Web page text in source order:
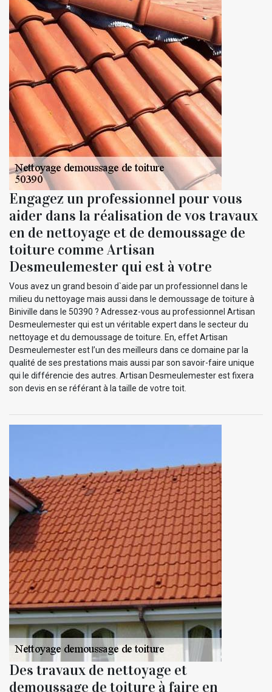
Engagez un professionnel pour vous
aider dans la réalisation de vos travaux
en de nettoyage et de demoussage de
toiture comme Artisan
Desmeulemester qui est à votre
Vous avez un grand besoin d`aide par un professionnel dans le
milieu du nettoyage mais aussi dans le demoussage de toiture à
Biniville dans le 50390 ? Adressez-vous au professionnel Artisan
Desmeulemester qui est un véritable expert dans le secteur du
nettoyage et du demoussage de toiture. En, effet Artisan
Desmeulemester est l’un des meilleurs dans ce domaine par la
qualité de ses prestations mais aussi par son savoir-faire unique
qui le différencie des autres. Artisan Desmeulemester est fixera
son devis en se référant à la taille de votre toit.
Des travaux de nettoyage et
demoussage de toiture à faire en